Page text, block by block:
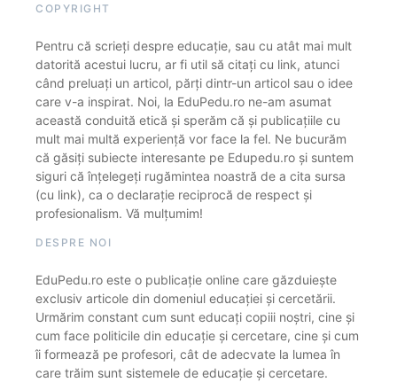
COPYRIGHT
Pentru că scrieți despre educație, sau cu atât mai mult
datorită acestui lucru, ar fi util să citați cu link, atunci
când preluați un articol, părți dintr-un articol sau o idee
care v-a inspirat. Noi, la EduPedu.ro ne-am asumat
această conduită etică și sperăm că și publicațiile cu
mult mai multă experiență vor face la fel. Ne bucurăm
că găsiți subiecte interesante pe Edupedu.ro și suntem
siguri că înțelegeți rugămintea noastră de a cita sursa
(cu link), ca o declarație reciprocă de respect și
profesionalism. Vă mulțumim!
DESPRE NOI
EduPedu.ro este o publicație online care găzduiește
exclusiv articole din domeniul educației și cercetării.
Urmărim constant cum sunt educați copiii noștri, cine și
cum face politicile din educație și cercetare, cine și cum
îi formează pe profesori, cât de adecvate la lumea în
care trăim sunt sistemele de educație și cercetare.